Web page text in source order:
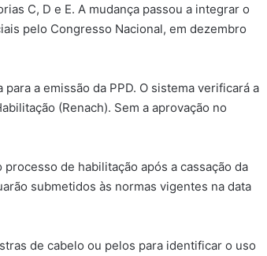
C, D e E. A mudança passou a integrar o
pelo Congresso Nacional, em dezembro
a emissão da PPD. O sistema verificará a
(Renach). Sem a aprovação no
de habilitação após a cassação da
submetidos às normas vigentes na data
de cabelo ou pelos para identificar o uso